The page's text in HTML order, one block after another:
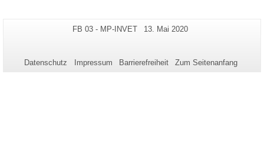
Zusätzliche
dieser
Seiten-
FB 03 - MP-INVET
Letzte
13. Mai 2020
Datenschutz Impressum Barrierefreiheit Zum Seitenanfang